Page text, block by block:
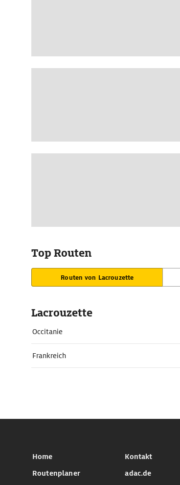
Top Routen
Routen von Lacrouzette
Lacrouzette
Occitanie
Frankreich
Home
Routenplaner
Kontakt
adac.de